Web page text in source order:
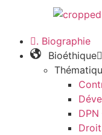
. Biographie
Bioéthique
DPN